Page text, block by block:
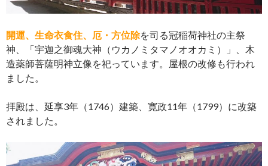
開運、生命衣食住、厄・方位除を司る冠稲荷神社の主祭
神、「宇迦之御魂大神（ウカノミタマノオオカミ）」、木
造薬師菩薩明神立像を祀っています。屋根の改修も行われ
ました。
拝殿は、延享3年（1746）建築、寛政11年（1799）に改築
されました。